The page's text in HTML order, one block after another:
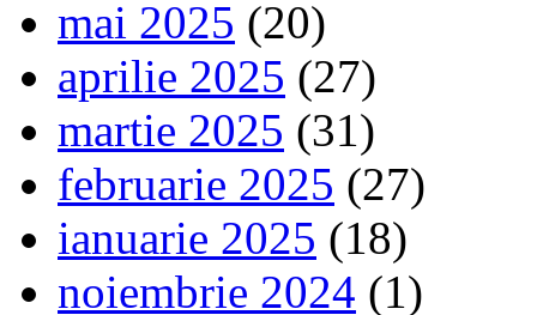
mai 2025 (20)
aprilie 2025 (27)
martie 2025 (31)
februarie 2025 (27)
ianuarie 2025 (18)
noiembrie 2024 (1)